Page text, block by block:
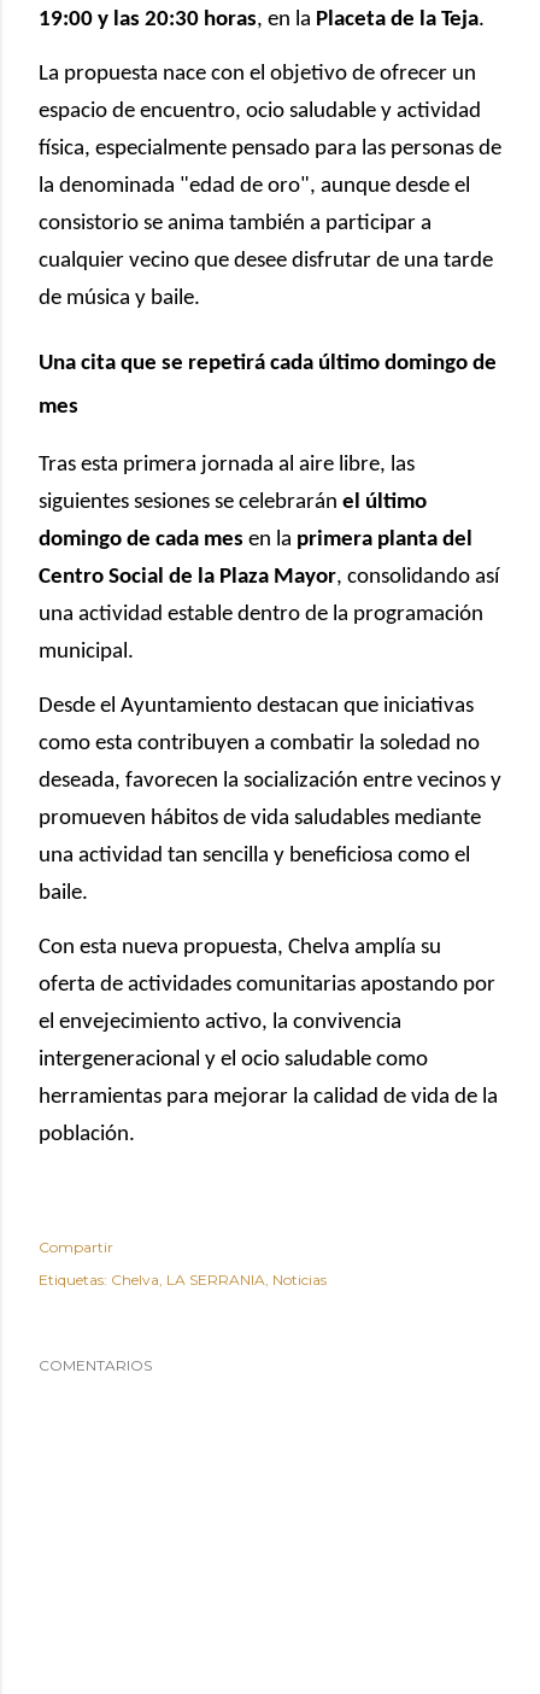
19:00 y las 20:30 horas, en la Placeta de la Teja.
La propuesta nace con el objetivo de ofrecer un
espacio de encuentro, ocio saludable y actividad
física, especialmente pensado para las personas de
la denominada "edad de oro", aunque desde el
consistorio se anima también a participar a
cualquier vecino que desee disfrutar de una tarde
de música y baile.
Una cita que se repetirá cada último domingo de
mes
Tras esta primera jornada al aire libre, las
siguientes sesiones se celebrarán el último
domingo de cada mes en la primera planta del
Centro Social de la Plaza Mayor, consolidando así
una actividad estable dentro de la programación
municipal.
Desde el Ayuntamiento destacan que iniciativas
como esta contribuyen a combatir la soledad no
deseada, favorecen la socialización entre vecinos y
promueven hábitos de vida saludables mediante
una actividad tan sencilla y beneficiosa como el
baile.
Con esta nueva propuesta, Chelva amplía su
oferta de actividades comunitarias apostando por
el envejecimiento activo, la convivencia
intergeneracional y el ocio saludable como
herramientas para mejorar la calidad de vida de la
población.
Compartir
Etiquetas: Chelva LA SERRANIA Noticias
COMENTARIOS